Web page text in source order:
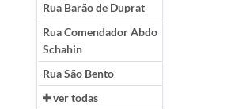
Rua Barão de Duprat
Rua Comendador Abdo
Schahin
Rua São Bento
ver todas